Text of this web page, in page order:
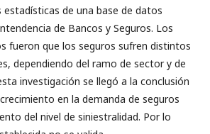
estadísticas de una base de datos
de Bancos y Seguros. Los
fueron que los seguros sufren distintos
dependiendo del ramo de sector y de
investigación se llegó a la conclusión
en la demanda de seguros
del nivel de siniestralidad. Por lo